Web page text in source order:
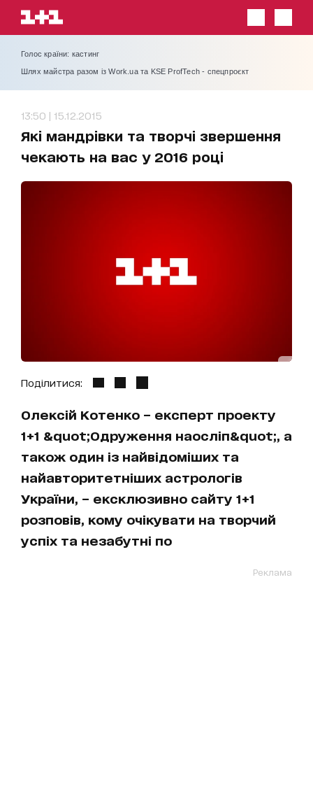
Голос країни: кастинг
Шлях майстра разом із Work.ua та KSE ProfTech - спецпроєкт
13:50 | 15.12.2015
Які мандрівки та творчі звершення
чекають на вас у 2016 році
Поділитися:
Олексій Котенко – експерт проекту
1+1 &quot;Одруження наосліп&quot;, а
також один із найвідоміших та
найавторитетніших астрологів
України, – ексклюзивно сайту 1+1
розповів, кому очікувати на творчий
успіх та незабутні по
Реклама